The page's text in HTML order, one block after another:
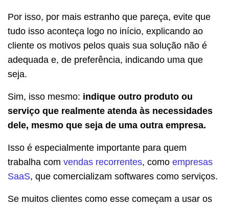
Por isso, por mais estranho que pareça, evite que
tudo isso aconteça logo no início, explicando ao
cliente os motivos pelos quais sua solução não é
adequada e, de preferência, indicando uma que
seja.
Sim, isso mesmo: indique outro produto ou
serviço que realmente atenda às necessidades
dele, mesmo que seja de uma outra empresa.
Isso é especialmente importante para quem
trabalha com vendas recorrentes, como empresas
SaaS, que comercializam softwares como serviços.
Se muitos clientes como esse começam a usar os